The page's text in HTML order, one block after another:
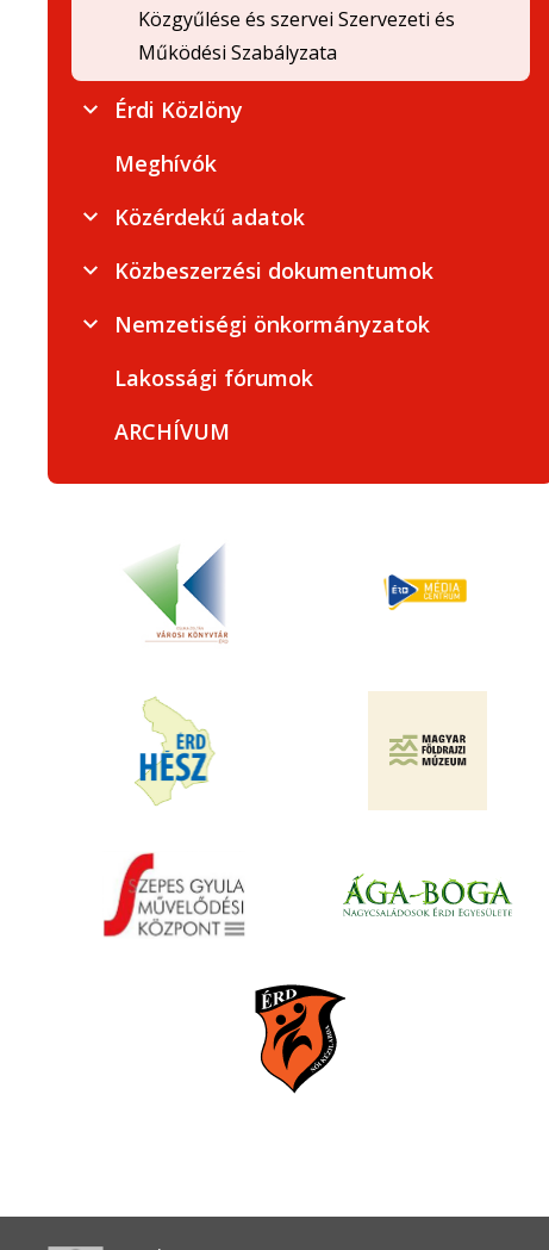
Közgyűlése és szervei Szervezeti és
Működési Szabályzata
Érdi Közlöny
Meghívók
Közérdekű adatok
Közbeszerzési dokumentumok
Nemzetiségi önkormányzatok
Lakossági fórumok
ARCHÍVUM